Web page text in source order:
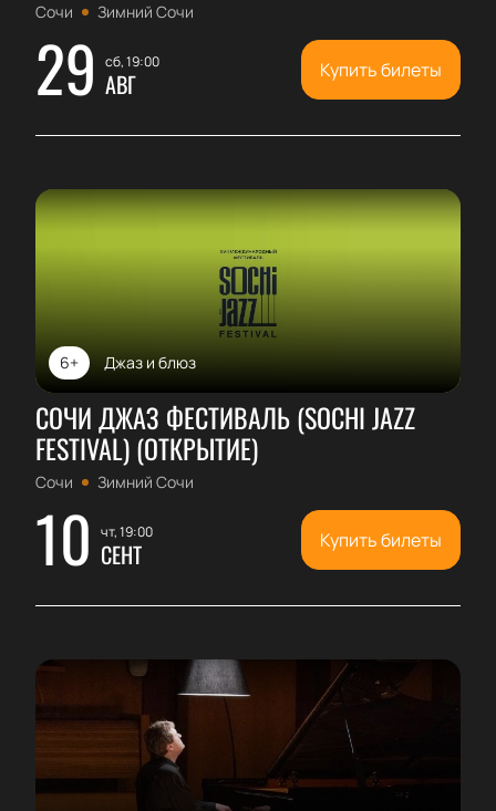
Сочи Зимний Сочи
29 сб, 19:00
АВГ Купить билеты
Джаз и блюз
6+
СОЧИ ДЖАЗ ФЕСТИВАЛЬ (SOCHI JAZZ
FESTIVAL) (ОТКРЫТИЕ)
Сочи Зимний Сочи
10 чт, 19:00
СЕНТ Купить билеты